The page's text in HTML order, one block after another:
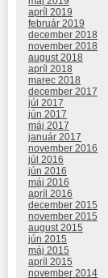
apríl 2019
február 2019
december 2018
november 2018
august 2018
apríl 2018
marec 2018
december 2017
júl 2017
jún 2017
máj 2017
január 2017
november 2016
júl 2016
jún 2016
máj 2016
apríl 2016
december 2015
november 2015
august 2015
jún 2015
máj 2015
apríl 2015
november 2014